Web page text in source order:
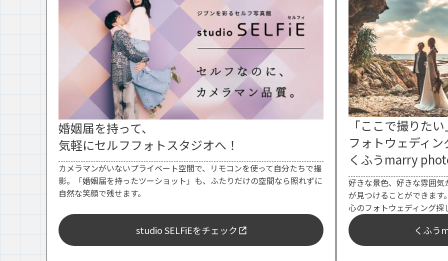
婚姻届を持って、
気軽にセルフフォトスタジオへ！
カメラマンがいないプライベート空間で、リモコンを使って自分たちで撮
影。「婚姻届を持ったツーショット」も、ふたりだけの空間なら照れずに
自然な笑顔で残せます。
studio SELFiEをチェック
「ここで撮りた
フォトウェディ
くふうmarry
好きな景色、好きな雰囲
が見つけることができま
心のフォトウェディング探
くふう